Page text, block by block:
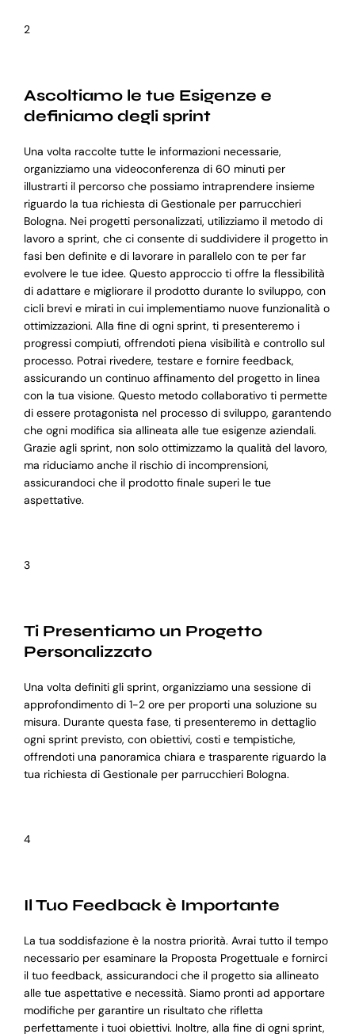
2
Ascoltiamo le tue Esigenze e
definiamo degli sprint
Una volta raccolte tutte le informazioni necessarie,
organizziamo una videoconferenza di 60 minuti per
illustrarti il percorso che possiamo intraprendere insieme
riguardo la tua richiesta di Gestionale per parrucchieri
Bologna. Nei progetti personalizzati, utilizziamo il metodo di
lavoro a sprint, che ci consente di suddividere il progetto in
fasi ben definite e di lavorare in parallelo con te per far
evolvere le tue idee. Questo approccio ti offre la flessibilità
di adattare e migliorare il prodotto durante lo sviluppo, con
cicli brevi e mirati in cui implementiamo nuove funzionalità o
ottimizzazioni. Alla fine di ogni sprint, ti presenteremo i
progressi compiuti, offrendoti piena visibilità e controllo sul
processo. Potrai rivedere, testare e fornire feedback,
assicurando un continuo affinamento del progetto in linea
con la tua visione. Questo metodo collaborativo ti permette
di essere protagonista nel processo di sviluppo, garantendo
che ogni modifica sia allineata alle tue esigenze aziendali.
Grazie agli sprint, non solo ottimizzamo la qualità del lavoro,
ma riduciamo anche il rischio di incomprensioni,
assicurandoci che il prodotto finale superi le tue
aspettative.
3
Ti Presentiamo un Progetto
Personalizzato
Una volta definiti gli sprint, organizziamo una sessione di
approfondimento di 1-2 ore per proporti una soluzione su
misura. Durante questa fase, ti presenteremo in dettaglio
ogni sprint previsto, con obiettivi, costi e tempistiche,
offrendoti una panoramica chiara e trasparente riguardo la
tua richiesta di Gestionale per parrucchieri Bologna.
4
Il Tuo Feedback è Importante
La tua soddisfazione è la nostra priorità. Avrai tutto il tempo
necessario per esaminare la Proposta Progettuale e fornirci
il tuo feedback, assicurandoci che il progetto sia allineato
alle tue aspettative e necessità. Siamo pronti ad apportare
modifiche per garantire un risultato che rifletta
perfettamente i tuoi obiettivi. Inoltre, alla fine di ogni sprint,